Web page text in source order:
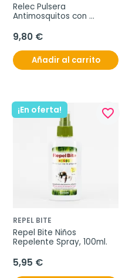
Relec Pulsera
Antimosquitos con
9,80 €
Añadir al carrito
¡En oferta! favorite_border
REPEL BITE
Repel Bite Niños
Repelente Spray, 100ml.
5,95 €